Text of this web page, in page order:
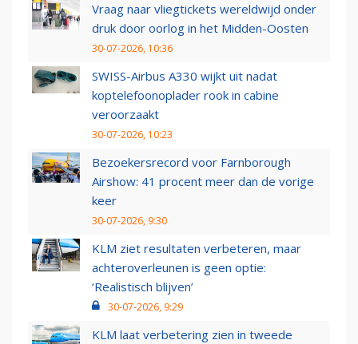
Vraag naar vliegtickets wereldwijd onder
druk door oorlog in het Midden-Oosten
30-07-2026, 10:36
SWISS-Airbus A330 wijkt uit nadat
koptelefoonoplader rook in cabine
veroorzaakt
30-07-2026, 10:23
Bezoekersrecord voor Farnborough
Airshow: 41 procent meer dan de vorige
keer
30-07-2026, 9:30
KLM ziet resultaten verbeteren, maar
achteroverleunen is geen optie:
‘Realistisch blijven’
30-07-2026, 9:29
KLM laat verbetering zien in tweede